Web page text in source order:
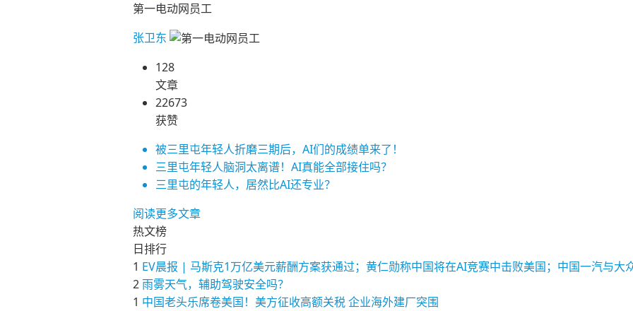
第一电动网员工
张卫东
128
文章
22673
获赞
被三里屯年轻人折磨三期后，AI们的成绩单来了！
三里屯年轻人脑洞太离谱！AI真能全部接住吗？
三里屯的年轻人，居然比AI还专业？
阅读更多文章
热文榜
日排行
1 EV晨报 | 马斯克1万亿美元薪酬方案获通过；黄仁勋称中国将在AI竞赛中击败美国；中国一汽与大
2雨雾天气，辅助驾驶安全吗？
1 中国老头乐席卷美国！美方征收高额关税 企业海外建厂突围